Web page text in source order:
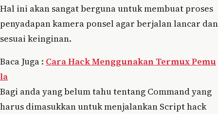
Hal ini akan sangat berguna untuk membuat proses
penyadapan kamera ponsel agar berjalan lancar dan
sesuai keinginan.
Baca Juga : Cara Hack Menggunakan Termux Pemu
la
Bagi anda yang belum tahu tentang Command yang
harus dimasukkan untuk menjalankan Script hack